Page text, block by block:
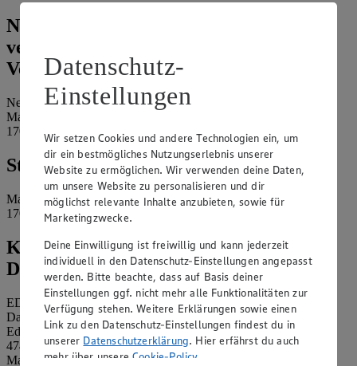
Name und Kontaktdaten der
verantwortlichen Stelle und ggf. deren
Vertretung:
Neukauf Neubrandenburg III
Marktpl. 2
17033 Neubrandenburg
Standort des Marktes:
Marktpl. 2
17033 Neubrandenburg
Kontaktdaten des betrieblichen
Datenschutzbeauftragten:
EDEKA Nordwest Stiftung & Co. KG
Datenschutzbeauftragter
Edekaplatz 1
47445 Moers
Mail:
nw_datenschutz@edeka.de
Datenschutz-
Einstellungen
Wir setzen Cookies und andere Technologien ein, um
dir ein bestmögliches Nutzungserlebnis unserer
Website zu ermöglichen. Wir verwenden deine Daten,
um unsere Website zu personalisieren und dir
möglichst relevante Inhalte anzubieten, sowie für
Marketingzwecke.
Deine Einwilligung ist freiwillig und kann jederzeit
individuell in den Datenschutz-Einstellungen angepasst
werden. Bitte beachte, dass auf Basis deiner
Einstellungen ggf. nicht mehr alle Funktionalitäten zur
Verfügung stehen. Weitere Erklärungen sowie einen
Link zu den Datenschutz-Einstellungen findest du in
unserer Datenschutzerklärung. Hier erfährst du auch
mehr über unsereCookie-Policy.